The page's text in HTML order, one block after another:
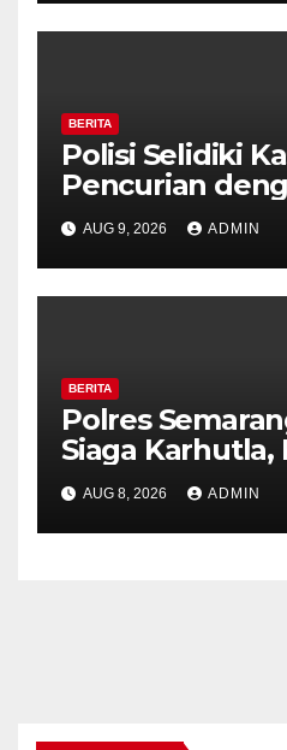
BERITA
Polisi Selidiki
Pencurian
Kekerasan di
Royal Phone
AUG 9, 2026 ADMIN
BERITA
Polres
Siaga Karhutla,
Tekankan
Kesiapsiagaan
Kemarau.
AUG 8, 2026 ADMIN